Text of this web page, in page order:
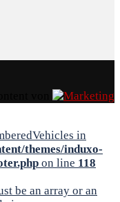
in
themes/induxo-
on line 118
be an array or an